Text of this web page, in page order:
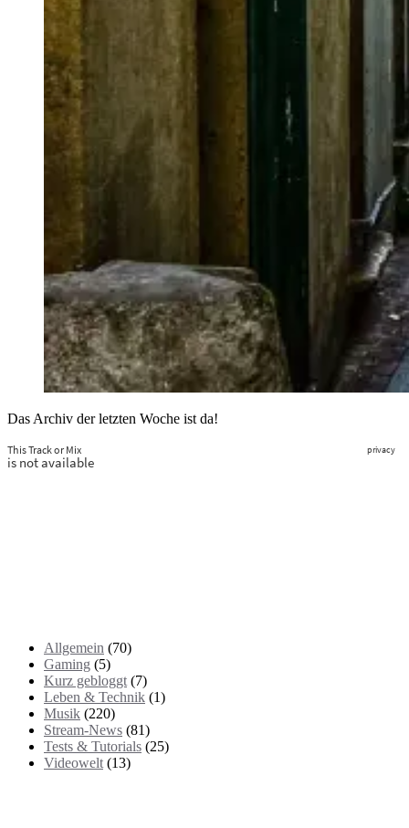
Das Archiv der letzten Woche ist da!
Allgemein (70)
Gaming (5)
Kurz gebloggt (7)
Leben & Technik (1)
Musik (220)
Stream-News (81)
Tests & Tutorials (25)
Videowelt (13)